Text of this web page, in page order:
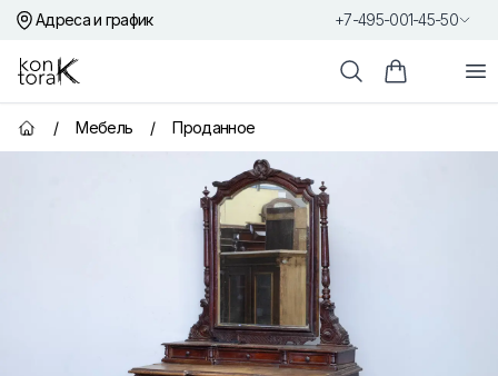
Адреса и график +7-495-001-45-50
Контора К
ПоискКорзина
Главная страница
/ Мебель / Проданное